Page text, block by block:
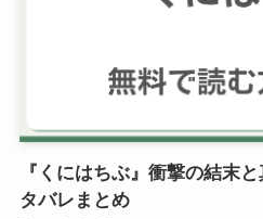
『くにはちぶ』衝撃の結末
タバレまとめ